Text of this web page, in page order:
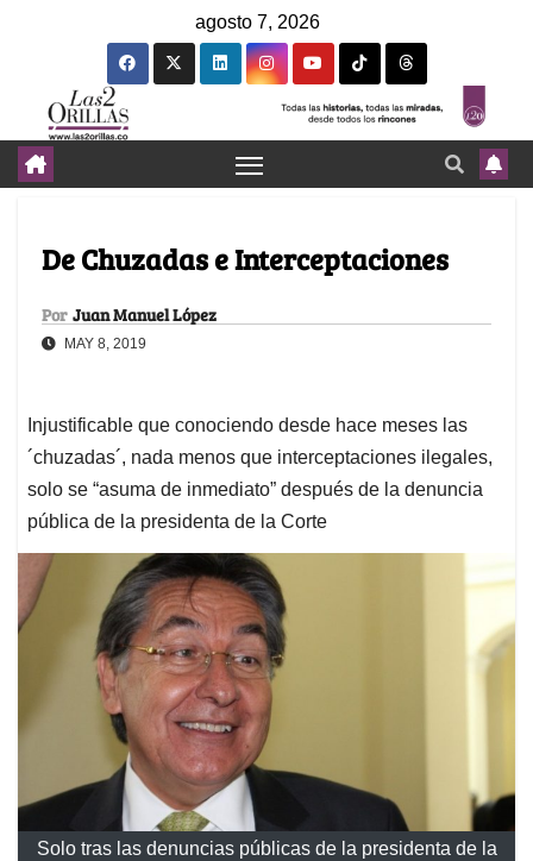
agosto 7, 2026
De Chuzadas e Interceptaciones
Por Juan Manuel López
MAY 8, 2019
Injustificable que conociendo desde hace meses las
´chuzadas´, nada menos que interceptaciones ilegales,
solo se “asuma de inmediato” después de la denuncia
pública de la presidenta de la Corte
Solo tras las denuncias públicas de la presidenta de la